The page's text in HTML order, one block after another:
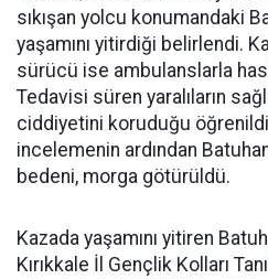
sıkışan yolcu konumandaki
yaşamını yitirdiği belirlendi.
sürücü ise ambulanslarla
Tedavisi süren yaralıların
ciddiyetini koruduğu
incelemenin ardından
bedeni, morga götürüldü.
Kazada yaşamını yitiren
Kırıkkale İl Gençlik Kolları